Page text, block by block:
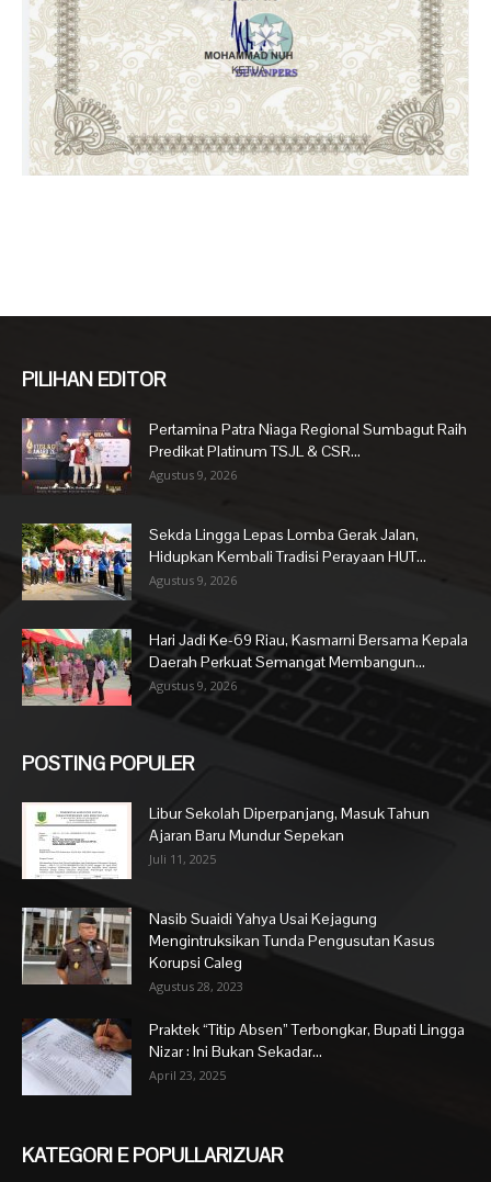
PILIHAN EDITOR
Pertamina Patra Niaga Regional Sumbagut Raih
Predikat Platinum TSJL & CSR...
Agustus 9, 2026
Sekda Lingga Lepas Lomba Gerak Jalan,
Hidupkan Kembali Tradisi Perayaan HUT...
Agustus 9, 2026
Hari Jadi Ke-69 Riau, Kasmarni Bersama Kepala
Daerah Perkuat Semangat Membangun...
Agustus 9, 2026
POSTING POPULER
Libur Sekolah Diperpanjang, Masuk Tahun
Ajaran Baru Mundur Sepekan
Juli 11, 2025
Nasib Suaidi Yahya Usai Kejagung
Mengintruksikan Tunda Pengusutan Kasus
Korupsi Caleg
Agustus 28, 2023
Praktek “Titip Absen” Terbongkar, Bupati Lingga
Nizar : Ini Bukan Sekadar...
April 23, 2025
KATEGORI E POPULLARIZUAR